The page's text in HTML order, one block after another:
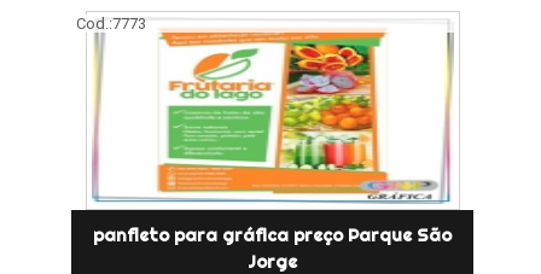
Cod.:7773
panfleto para gráfica preço Parque São
Jorge